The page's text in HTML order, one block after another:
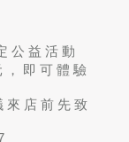
公益活動
，即可體驗
來店前先致